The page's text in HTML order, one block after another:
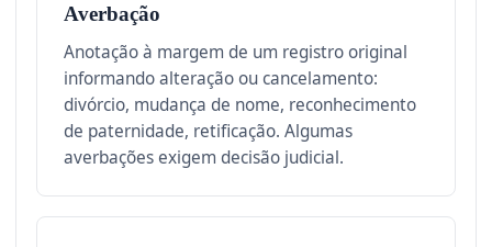
Averbação
Anotação à margem de um registro original
informando alteração ou cancelamento:
divórcio, mudança de nome, reconhecimento
de paternidade, retificação. Algumas
averbações exigem decisão judicial.